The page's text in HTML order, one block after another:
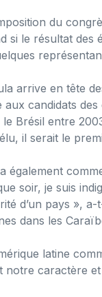
du
si le résultat des
arrive en tête
candidats
Brésil entre
il serait le
également
soir, je suis
d’un pays »,
dans les
latine
notre caractère